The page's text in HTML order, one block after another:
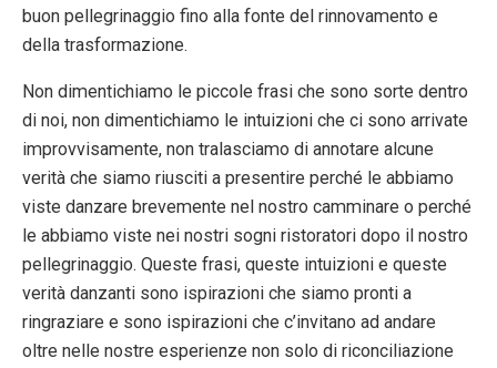
buon pellegrinaggio fino alla fonte del rinnovamento e
della trasformazione.
Non dimentichiamo le piccole frasi che sono sorte dentro
di noi, non dimentichiamo le intuizioni che ci sono arrivate
improvvisamente, non tralasciamo di annotare alcune
verità che siamo riusciti a presentire perché le abbiamo
viste danzare brevemente nel nostro camminare o perché
le abbiamo viste nei nostri sogni ristoratori dopo il nostro
pellegrinaggio. Queste frasi, queste intuizioni e queste
verità danzanti sono ispirazioni che siamo pronti a
ringraziare e sono ispirazioni che c’invitano ad andare
oltre nelle nostre esperienze non solo di riconciliazione